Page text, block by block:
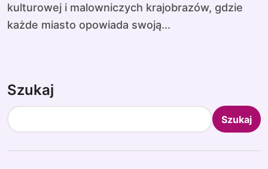
kulturowej i malowniczych krajobrazów, gdzie
każde miasto opowiada swoją...
Szukaj
Szukaj